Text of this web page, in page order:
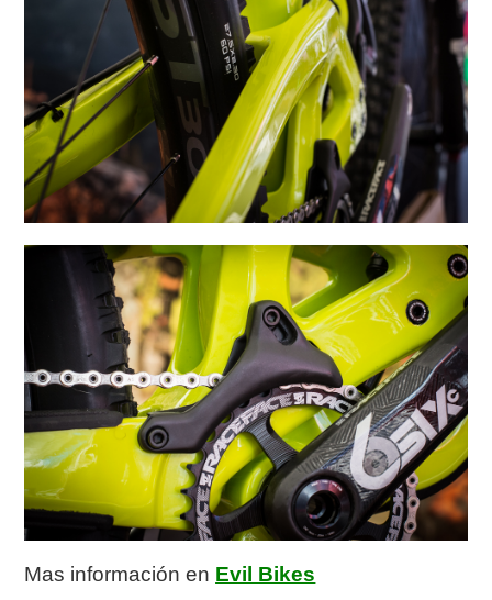
Mas información en Evil Bikes